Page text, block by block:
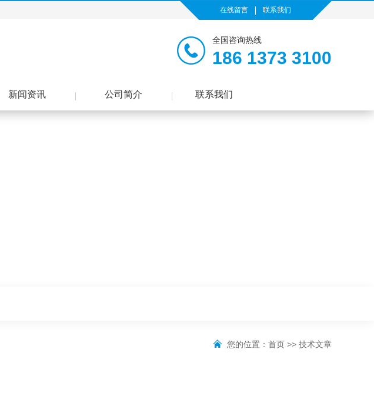
在线留言 联系我们
全国咨询热线
186 1373 3100
新闻资讯 公司简介 联系我们
您的位置： 首页 >> 技术文章